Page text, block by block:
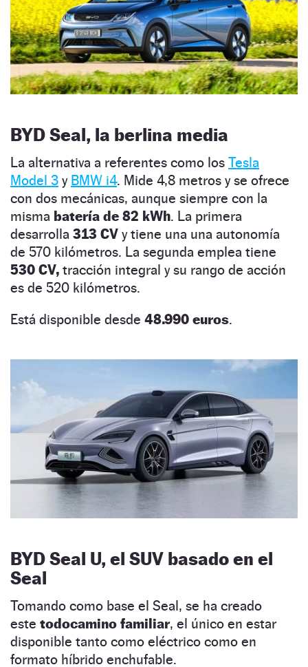
BYD Seal, la berlina media
La alternativa a referentes como los Tesla
Model 3 y BMW i4. Mide 4,8 metros y se ofrece
con dos mecánicas, aunque siempre con la
misma batería de 82 kWh. La primera
desarrolla 313 CV y tiene una una autonomía
de 570 kilómetros. La segunda emplea tiene
530 CV, tracción integral y su rango de acción
es de 520 kilómetros.
Está disponible desde 48.990 euros.
BYD Seal U, el SUV basado en el
Seal
Tomando como base el Seal, se ha creado
este todocamino familiar, el único en estar
disponible tanto como eléctrico como en
formato híbrido enchufable.